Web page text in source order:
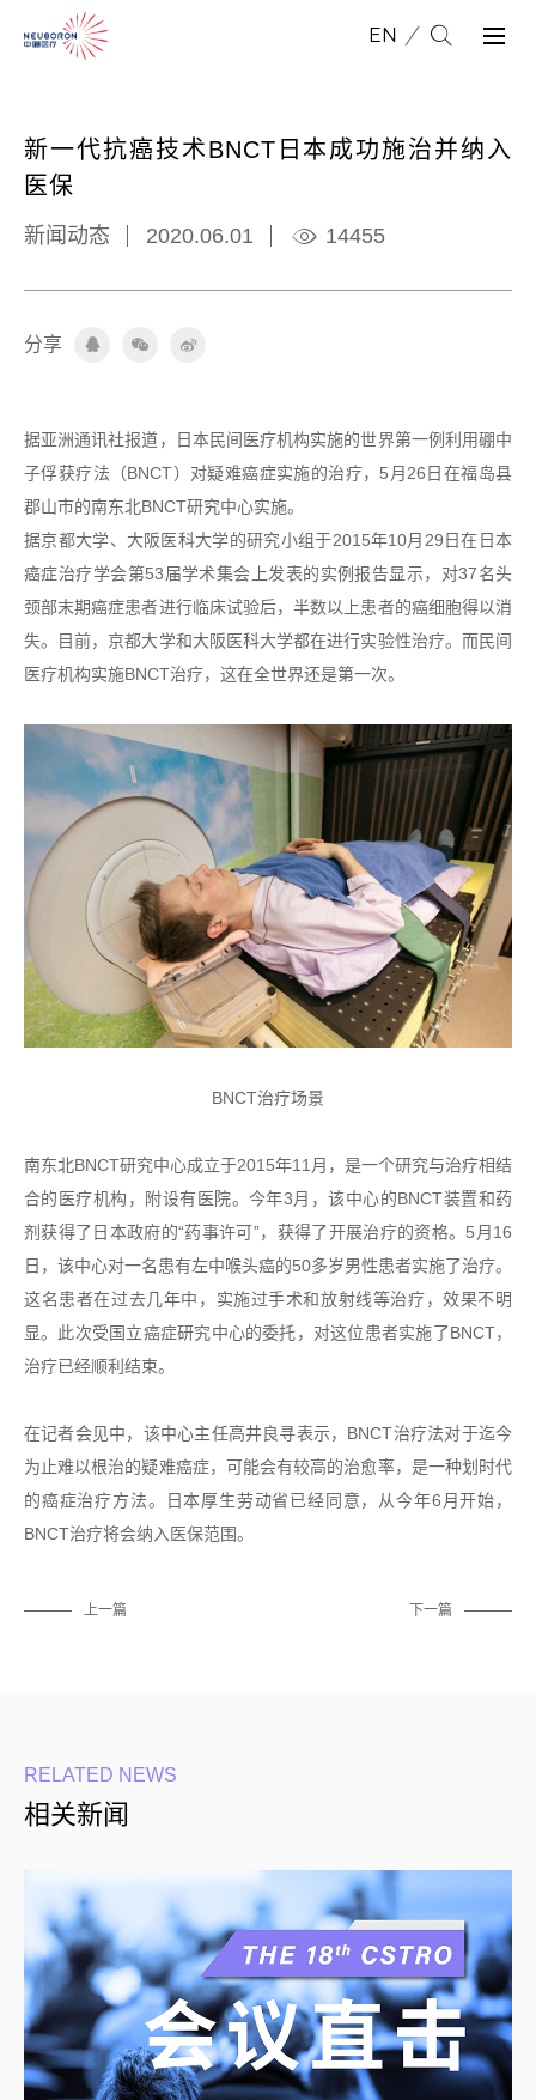
EN
新一代抗癌技术BNCT日本成功施治并纳入
医保
新闻动态 2020.06.01 14455
分享
据亚洲通讯社报道，日本民间医疗机构实施的世界第一例利用硼中
子俘获疗法（BNCT）对疑难癌症实施的治疗，5月26日在福岛县
郡山市的南东北BNCT研究中心实施。
据京都大学、大阪医科大学的研究小组于2015年10月29日在日本
癌症治疗学会第53届学术集会上发表的实例报告显示，对37名头
颈部末期癌症患者进行临床试验后，半数以上患者的癌细胞得以消
失。目前，京都大学和大阪医科大学都在进行实验性治疗。而民间
医疗机构实施BNCT治疗，这在全世界还是第一次。
BNCT治疗场景
南东北BNCT研究中心成立于2015年11月，是一个研究与治疗相结
合的医疗机构，附设有医院。今年3月，该中心的BNCT装置和药
剂获得了日本政府的“药事许可”，获得了开展治疗的资格。5月16
日，该中心对一名患有左中喉头癌的50多岁男性患者实施了治疗。
这名患者在过去几年中，实施过手术和放射线等治疗，效果不明
显。此次受国立癌症研究中心的委托，对这位患者实施了BNCT，
治疗已经顺利结束。
在记者会见中，该中心主任高井良寻表示，BNCT治疗法对于迄今
为止难以根治的疑难癌症，可能会有较高的治愈率，是一种划时代
的癌症治疗方法。日本厚生劳动省已经同意，从今年6月开始，
BNCT治疗将会纳入医保范围。
上一篇 下一篇
RELATED NEWS
相关新闻